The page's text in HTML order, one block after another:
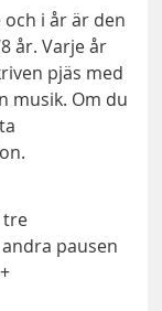
i år är den
år. Varje år
pjäs med
musik. Om du
tre
pausen